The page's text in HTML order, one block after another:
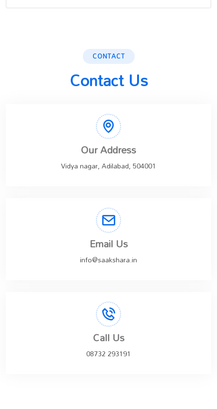
CONTACT
Contact Us
Our Address
Vidya nagar, Adilabad, 504001
Email Us
info@saakshara.in
Call Us
08732 293191